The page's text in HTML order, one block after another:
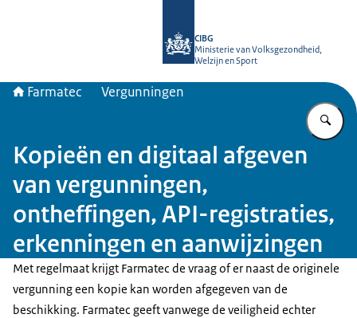
CIBG
Ministerie van Volksgezondheid,
Welzijn en Sport
Farmatec Vergunningen
Kopieën en digitaal afgeven
van vergunningen,
ontheffingen, API-registraties,
erkenningen en aanwijzingen
Met regelmaat krijgt Farmatec de vraag of er naast de originele
vergunning een kopie kan worden afgegeven van de
beschikking. Farmatec geeft vanwege de veiligheid echter